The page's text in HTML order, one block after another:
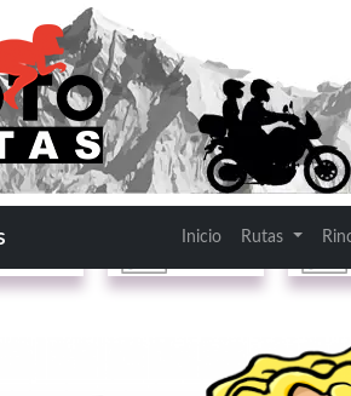
Inicio Rutas
Segovia: El Cofre
Ruta